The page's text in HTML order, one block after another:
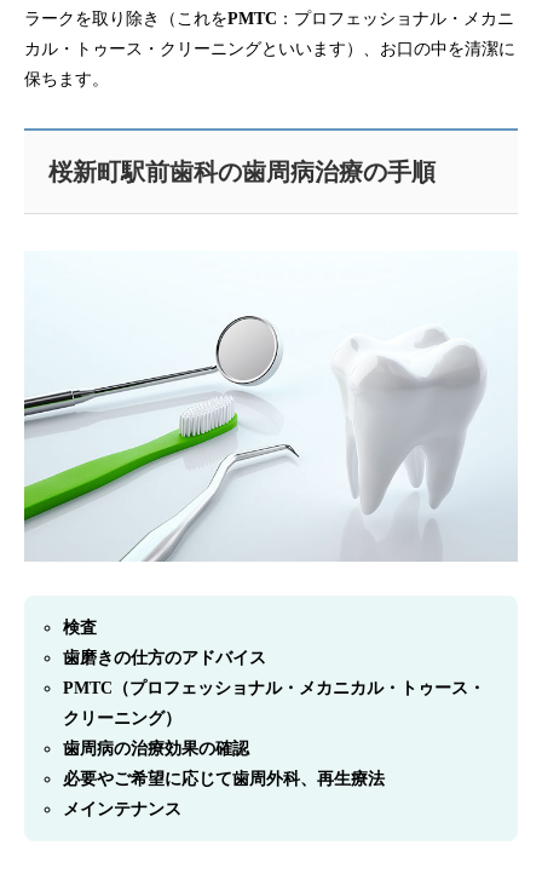
ラークを取り除き（これをPMTC ：プロフェッショナル・メカニ
カル・トゥース・クリーニングといいます）、お口の中を清潔に
保ちます。
桜新町駅前歯科の歯周病治療の手順
検査
歯磨きの仕方のアドバイス
PMTC（プロフェッショナル・メカニカル・トゥース・
クリーニング）
歯周病の治療効果の確認
必要やご希望に応じて歯周外科、再生療法
メインテナンス